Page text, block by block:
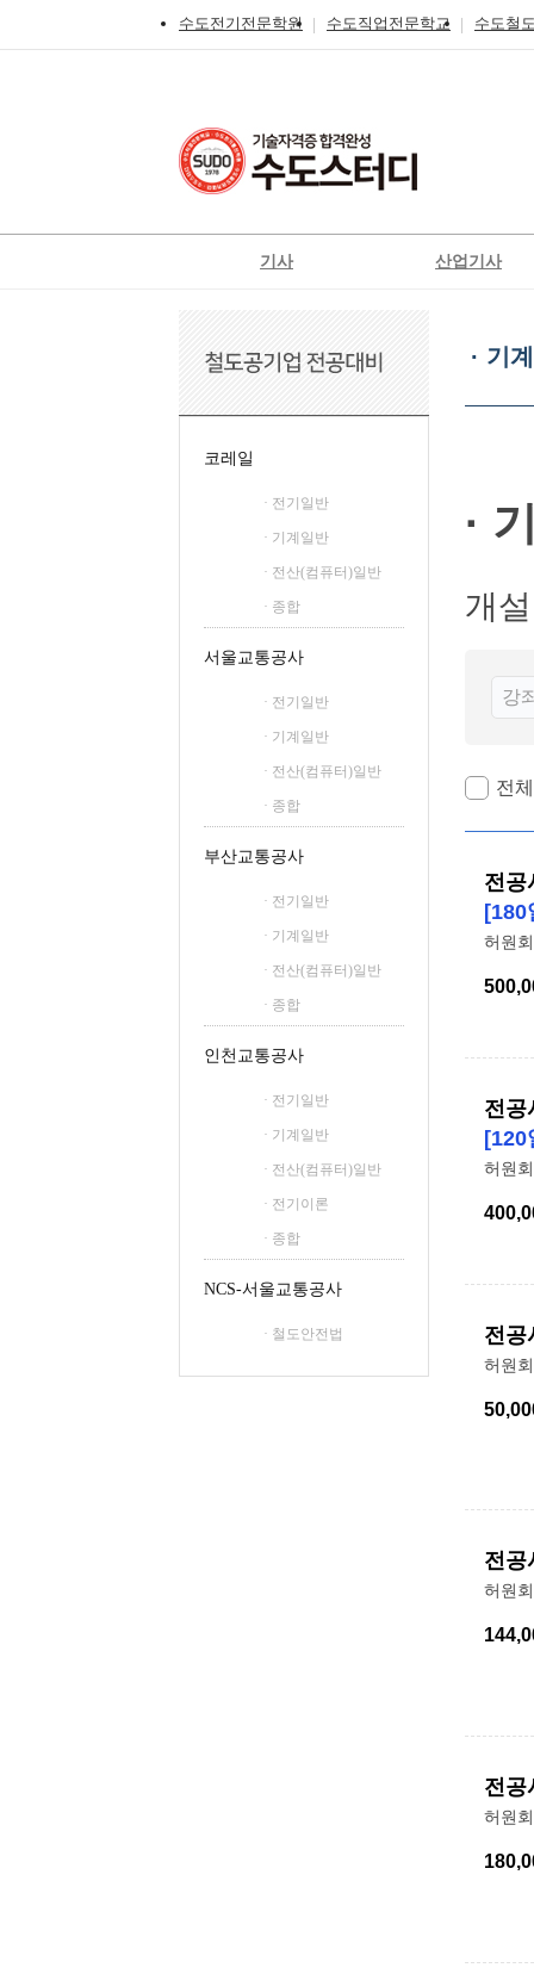
수도전기전문학원 수도직업전문학교 수도철
기사
정보통신
신재생에너지발전설비
일반기계
산업기사
신재생에너지발전설
위험물
철도운송산업기사
기
일
· 기
·
개
전
전공
[180
허원회
전공
[120
허원회
전공
허원회
전공
허원회
전공
허원회
코레일
· 전기일반
· 기계일반
· 전산(컴퓨터)일반
· 종합
서울교통공사
· 전기일반
· 기계일반
· 전산(컴퓨터)일반
· 종합
부산교통공사
· 전기일반
· 기계일반
· 전산(컴퓨터)일반
· 종합
인천교통공사
· 전기일반
· 기계일반
· 전산(컴퓨터)일반
· 전기이론
· 종합
NCS-서울교통공사
· 철도안전법